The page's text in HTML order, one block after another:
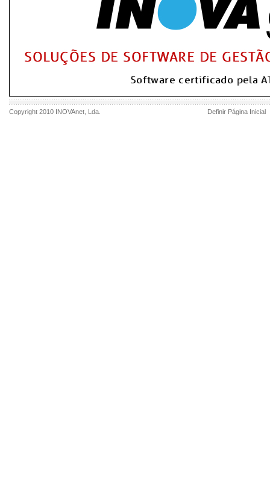
Copyright 2010 INOVAnet , Lda. Definir Página Inicial